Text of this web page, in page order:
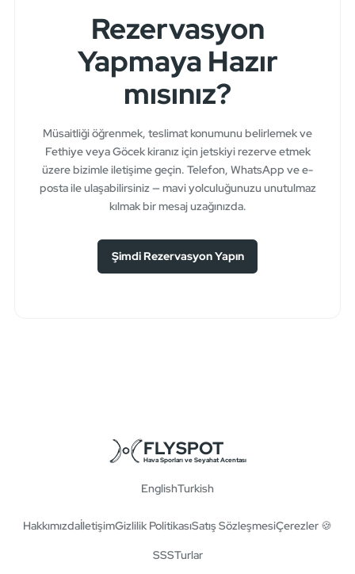
Rezervasyon
Yapmaya Hazır
mısınız?
Müsaitliği öğrenmek, teslimat konumunu belirlemek ve
Fethiye veya Göcek kiranız için jetskiyi rezerve etmek
üzere bizimle iletişime geçin. Telefon, WhatsApp ve e-
posta ile ulaşabilirsiniz — mavi yolculuğunuzu unutulmaz
kılmak bir mesaj uzağınızda.
Şimdi Rezervasyon Yapın
FLYSPOT
Hava Sporları ve Seyahat Acentası
EnglishTurkish
HakkımızdaİletişimGizlilik PolitikasıSatış SözleşmesiÇerezler 🍪
SSSTurlar